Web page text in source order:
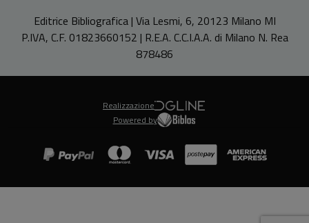
Editrice Bibliografica | Via Lesmi, 6, 20123 Milano MI
P.IVA, C.F. 01823660152 | R.E.A. C.C.I.A.A. di Milano N. Rea
878486
Realizzazione
Powered by